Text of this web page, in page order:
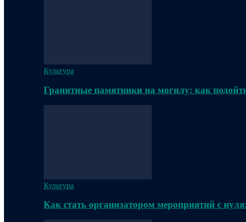
Культура
Гранитные памятники на могилу: как
Культура
Как стать организатором мероприятий с